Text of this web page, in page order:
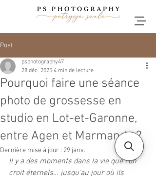
Post
Pourquoi faire une séance
photo de grossesse en
studio en Lot-et-Garonne,
entre Agen et Marmande ?
psphotography47
28 déc. 2025 4 min de lecture
Dernière mise à jour : 29 janv.
Il y a des moments dans la vie que l’on
croit éternels… jusqu’au jour où ils